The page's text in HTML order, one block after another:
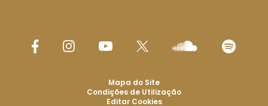
Mapa do Site
Condições de Utilização
Editar Cookies